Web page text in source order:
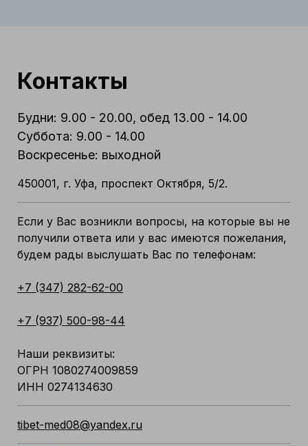
Контакты
Будни: 9.00 - 20.00, обед 13.00 - 14.00
Суббота: 9.00 - 14.00
Воскресенье: выходной
450001, г. Уфа, проспект Октября, 5/2.
Если у Вас возникли вопросы, на которые вы не
получили ответа или у вас имеются пожелания,
будем рады выслушать Вас по телефонам:
+7 (347) 282-62-00
+7 (937) 500-98-44
Наши реквизиты:
ОГРН 1080274009859
ИНН 0274134630
tibet-med08@yandex.ru